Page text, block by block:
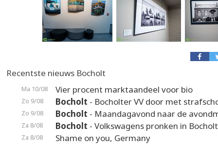
Recentste nieuws Bocholt
Ma 10/08 Vier procent marktaandeel voor bio
Zo 9/08 Bocholt - Bocholter VV door met
Zo 9/08 Bocholt - Maandagavond naar de
Za 8/08 Bocholt - Volkswagens pronken in Bocholt
Za 8/08 Shame on you, Germany